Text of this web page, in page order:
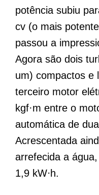
potência subiu
cv (o mais
passou a
Agora são dois
um) compactos e
terceiro motor
kgf·m entre o
automática de
Acrescentada
arrefecida a
1,9 kW⋅h.